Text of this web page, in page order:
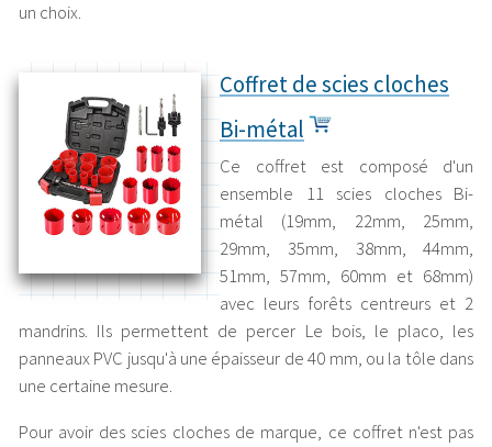
un choix.
Coffret de scies cloches
Bi-métal
Ce coffret est composé d'un
ensemble 11 scies cloches Bi-
métal (19mm, 22mm, 25mm,
29mm, 35mm, 38mm, 44mm,
51mm, 57mm, 60mm et 68mm)
avec leurs forêts centreurs et 2
mandrins. Ils permettent de percer Le bois, le placo, les
panneaux PVC jusqu'à une épaisseur de 40 mm, ou la tôle dans
une certaine mesure.
Pour avoir des scies cloches de marque, ce coffret n'est pas